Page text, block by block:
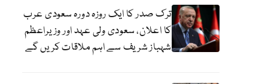
ترک صدر کا ایک روزہ دورہ سعودی عرب
کا اعلان، سعودی ولی عہد اور وزیراعظم
شہباز شریف سے اہم ملاقات کریں گے